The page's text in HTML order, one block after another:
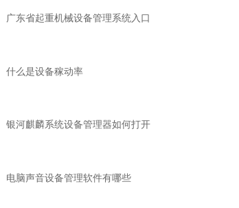
广东省起重机械设备管理系统入口
什么是设备稼动率
银河麒麟系统设备管理器如何打开
电脑声音设备管理软件有哪些